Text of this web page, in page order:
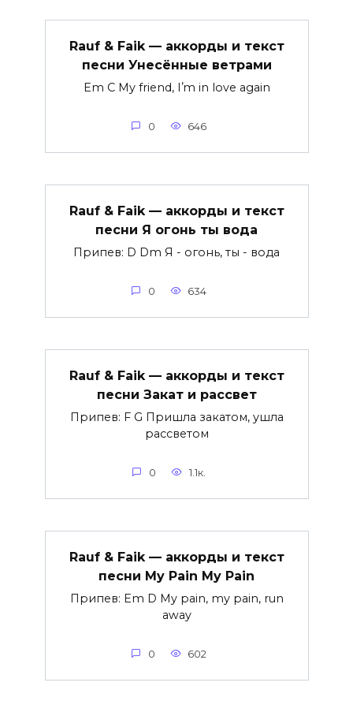
Rauf & Faik — аккорды и текст
песни Унесённые ветрами
Em C My friend, Iʼm in love again
0 646
Rauf & Faik — аккорды и текст
песни Я огонь ты вода
Припев: D Dm Я - огонь, ты - вода
0 634
Rauf & Faik — аккорды и текст
песни Закат и рассвет
Припев: F G Пришла закатом, ушла
рассветом
0 1.1к.
Rauf & Faik — аккорды и текст
песни My Pain My Pain
Припев: Em D My pain, my pain, run
away
0 602